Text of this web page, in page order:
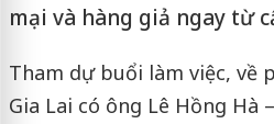
mại và hàng giả ngay từ
Tham dự buổi làm việc, về
Gia Lai có ông Lê Hồng Hà